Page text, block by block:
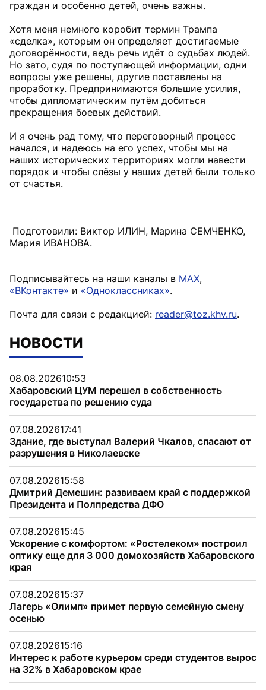
граждан и особенно детей, очень важны.
Хотя меня немного коробит термин Трампа
«сделка», которым он определяет достигаемые
договорённости, ведь речь идёт о судьбах людей.
Но зато, судя по поступающей информации, одни
вопросы уже решены, другие поставлены на
проработку. Предпринимаются большие усилия,
чтобы дипломатическим путём добиться
прекращения боевых действий.
И я очень рад тому, что переговорный процесс
начался, и надеюсь на его успех, чтобы мы на
наших исторических территориях могли навести
порядок и чтобы слёзы у наших детей были только
от счастья.
Подготовили: Виктор ИЛИН, Марина СЕМЧЕНКО,
Мария ИВАНОВА.
Подписывайтесь на наши каналы в MAX,
«ВКонтакте» и «Одноклассниках».
Почта для связи с редакцией: reader@toz.khv.ru.
НОВОСТИ
08.08.202610:53
Хабаровский ЦУМ перешел в собственность
государства по решению суда
07.08.202617:41
Здание, где выступал Валерий Чкалов, спасают от
разрушения в Николаевске
07.08.202615:58
Дмитрий Демешин: развиваем край с поддержкой
Президента и Полпредства ДФО
07.08.202615:45
Ускорение с комфортом: «Ростелеком» построил
оптику еще для 3 000 домохозяйств Хабаровского
края
07.08.202615:37
Лагерь «Олимп» примет первую семейную смену
осенью
07.08.202615:16
Интерес к работе курьером среди студентов вырос
на 32% в Хабаровском крае